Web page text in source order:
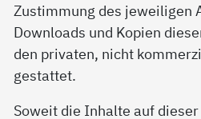
Zustimmung des jeweiligen
Downloads und Kopien
den privaten, nicht
gestattet.
Soweit die Inhalte auf